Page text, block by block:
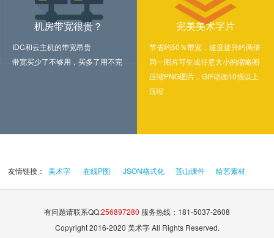
机房带宽很贵？
IDC和云主机的带宽昂贵
带宽买少了不够用，买多了用不完
完美美术字片
节省约50％带宽，速度提升约两倍
同一图片可生成任意大小的缩略图
压缩PNG图片，GIF动画10倍以上
压缩
友情链接：美术字 在线P图 JSON格式化 莲山课件 绘艺素材
有问题请联系QQ:256897280 服务热线：181-5037-2608
Copyright 2016-2020 美术字 All Rights Reserved.